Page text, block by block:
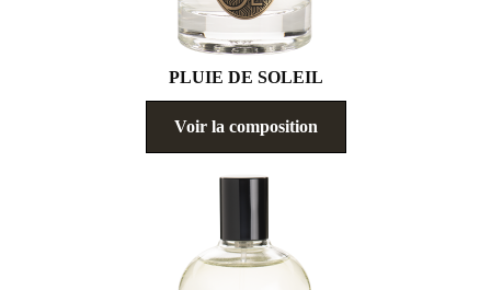
PLUIE DE SOLEIL
Voir la composition